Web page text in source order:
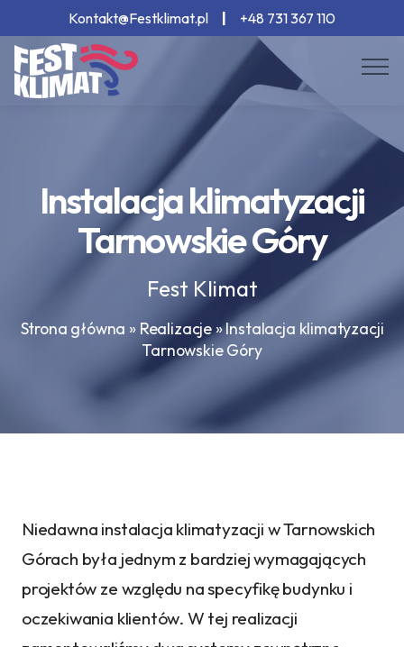
Kontakt@Festklimat.pl +48 731 367 110
Instalacja klimatyzacji
Tarnowskie Góry
Fest Klimat
Strona główna » Realizacje»Instalacja klimatyzacji
Tarnowskie Góry
Niedawna instalacja klimatyzacji w Tarnowskich
Górach była jednym z bardziej wymagających
projektów ze względu na specyfikę budynku i
oczekiwania klientów. W tej realizacji